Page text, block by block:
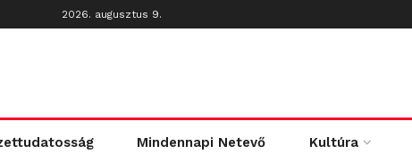
2026. augusztus 9.
Mindennapi Netevő Kultúra